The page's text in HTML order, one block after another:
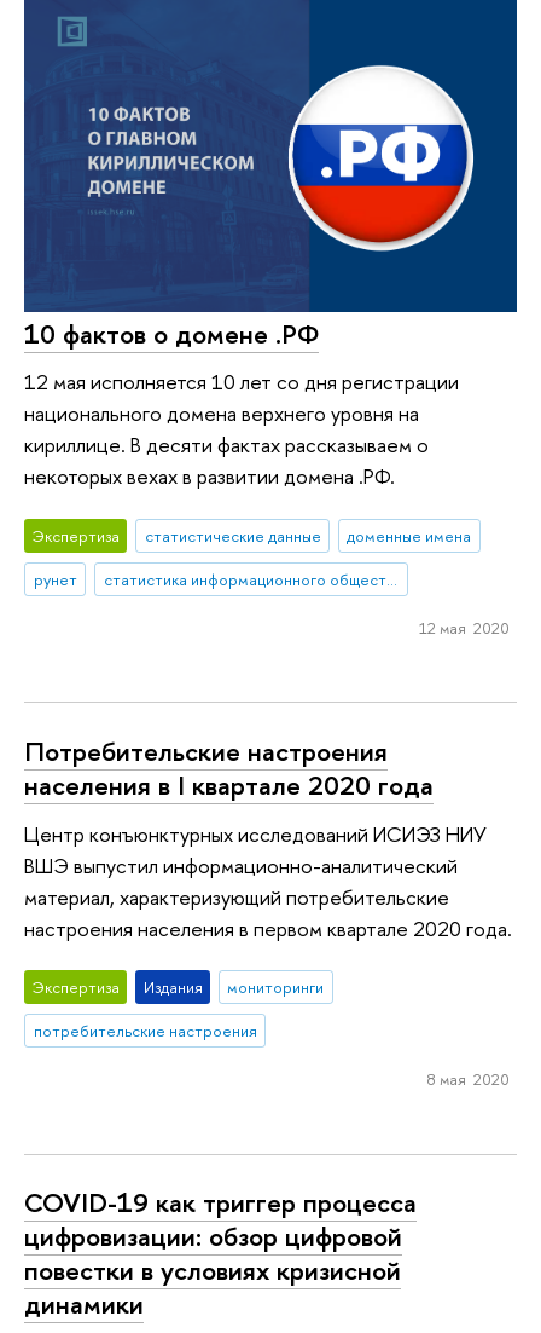
10 фактов о домене .РФ
12 мая исполняется 10 лет со дня регистрации
национального домена верхнего уровня на
кириллице. В десяти фактах рассказываем о
некоторых вехах в развитии домена .РФ.
Экспертиза статистические данные
доменные имена
рунет
статистика информационного общества
12 мая 2020
Потребительские настроения
населения в I квартале 2020 года
Центр конъюнктурных исследований ИСИЭЗ НИУ
ВШЭ выпустил информационно-аналитический
материал, характеризующий потребительские
настроения населения в первом квартале 2020 года.
Экспертиза Издания
мониторинги
потребительские настроения
8 мая 2020
COVID-19 как триггер процесса
цифровизации: обзор цифровой
повестки в условиях кризисной
динамики